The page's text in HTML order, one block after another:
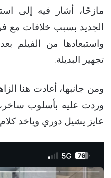
مازحًا، أشار فيه إلى
الجديد بسبب خلافات مع
واستبعادها من الفيلم
تجهيز البديلة.
ومن جانبها، أعادت هنا
وردت عليه بأسلوب
عايز يشيل دوري وياخد